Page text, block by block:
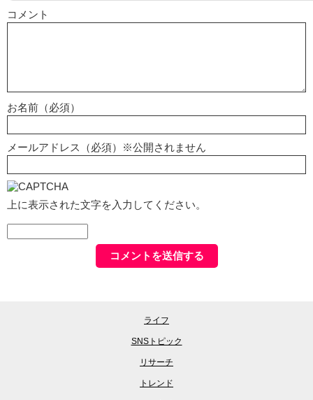
コメント
お名前（必須）
メールアドレス（必須）※公開されません
上に表示された文字を入力してください。
ライフ
SNSトピック
リサーチ
トレンド